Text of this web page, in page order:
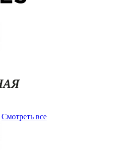
Смотреть все